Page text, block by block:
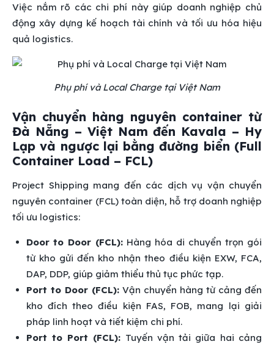
Việc nắm rõ các chi phí này giúp doanh nghiệp chủ
động xây dựng kế hoạch tài chính và tối ưu hóa hiệu
quả logistics.
Phụ phí và Local Charge tại Việt Nam
Vận chuyển hàng nguyên container từ
Đà Nẵng – Việt Nam đến Kavala – Hy
Lạp và ngược lại bằng đường biển (Full
Container Load – FCL)
Project Shipping mang đến các dịch vụ vận chuyển
nguyên container (FCL) toàn diện, hỗ trợ doanh nghiệp
tối ưu logistics:
Door to Door (FCL): Hàng hóa di chuyển trọn gói
từ kho gửi đến kho nhận theo điều kiện EXW, FCA,
DAP, DDP, giúp giảm thiểu thủ tục phức tạp.
Port to Door (FCL):Vận chuyển hàng từ cảng đến
kho đích theo điều kiện FAS, FOB, mang lại giải
pháp linh hoạt và tiết kiệm chi phí.
Port to Port (FCL): Tuyến vận tải giữa hai cảng